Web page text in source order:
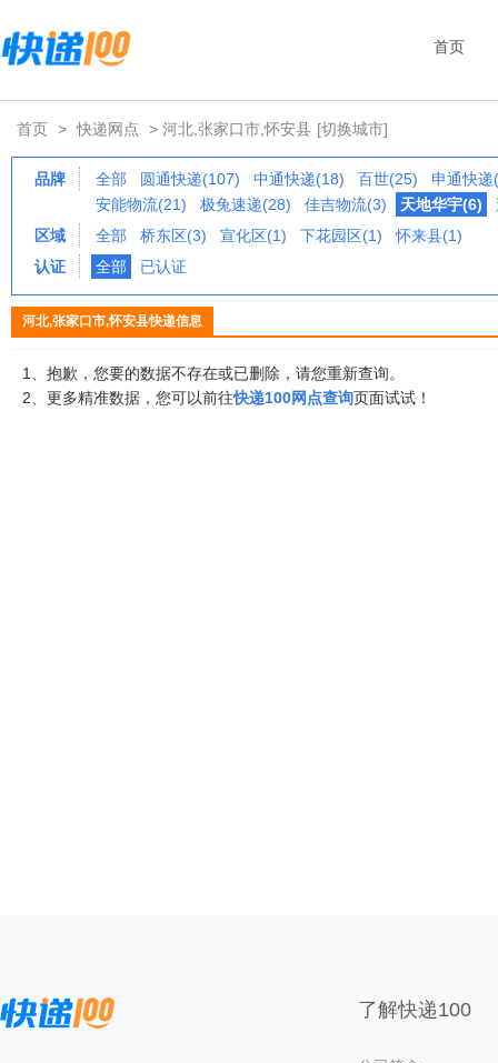
首页
首页 > 快递网点 > 河北,张家口市,怀安县 [切换城市]
品牌 全部 圆通快递(107) 中通快递(18) 百世(25)
申通快递
安能物流(21)
极兔速递(28) 佳吉物流(3) 天地华宇(6)
区域
全部 桥东区(3) 宣化区(1) 下花园区(1)
怀来县(1)
认证
全部 已认证
河北,张家口市,怀安县快递信息
1、抱歉，您要的数据不存在或已删除，请您重新查询。
2、更多精准数据，您可以前往快递100网点查询页面试试！
了解快递100